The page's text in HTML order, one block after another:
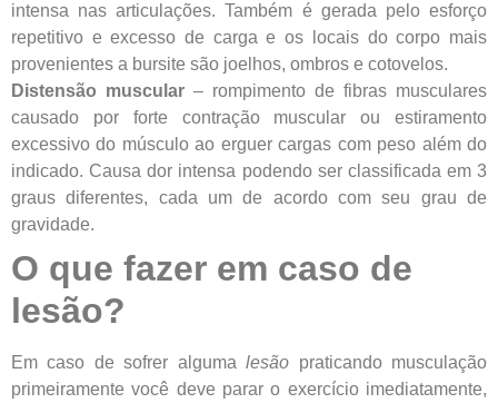
intensa nas articulações. Também é gerada pelo esforço
repetitivo e excesso de carga e os locais do corpo mais
provenientes a bursite são joelhos, ombros e cotovelos.
Distensão muscular – rompimento de fibras musculares
causado por forte contração muscular ou estiramento
excessivo do músculo ao erguer cargas com peso além do
indicado. Causa dor intensa podendo ser classificada em 3
graus diferentes, cada um de acordo com seu grau de
gravidade.
O que fazer em caso de
lesão?
Em caso de sofrer algumalesão praticando musculação
primeiramente você deve parar o exercício imediatamente,